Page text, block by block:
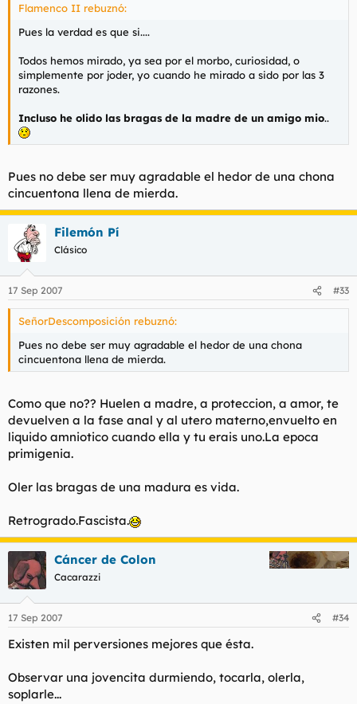
Flamenco II rebuznó:
Pues la verdad es que si....
Todos hemos mirado, ya sea por el morbo, curiosidad, o
simplemente por joder, yo cuando he mirado a sido por las 3
razones.
Incluso he olido las bragas de la madre de un amigo mio..
Pues no debe ser muy agradable el hedor de una chona
cincuentona llena de mierda.
Filemón Pí
Clásico
17 Sep 2007 #33
SeñorDescomposición rebuznó:
Pues no debe ser muy agradable el hedor de una chona
cincuentona llena de mierda.
Como que no?? Huelen a madre, a proteccion, a amor, te
devuelven a la fase anal y al utero materno,envuelto en
liquido amniotico cuando ella y tu erais uno.La epoca
primigenia.
Oler las bragas de una madura es vida.
Retrogrado.Fascista.
Cáncer de Colon
Cacarazzi
17 Sep 2007 #34
Existen mil perversiones mejores que ésta.
Observar una jovencita durmiendo, tocarla, olerla,
soplarle...